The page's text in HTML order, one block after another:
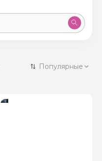
50 экскурсий
Популярные